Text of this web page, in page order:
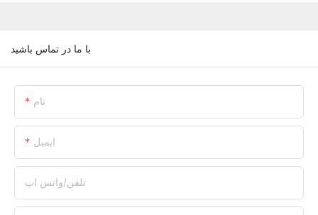
با ما در تماس باشید
نام
ایمیل
تلفن/واتس اپ